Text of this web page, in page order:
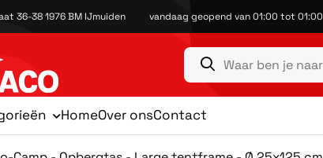
36-38 1976 BM IJmuiden vandaag geopend van 01:00 tot 01:00
HomeOver onsContact